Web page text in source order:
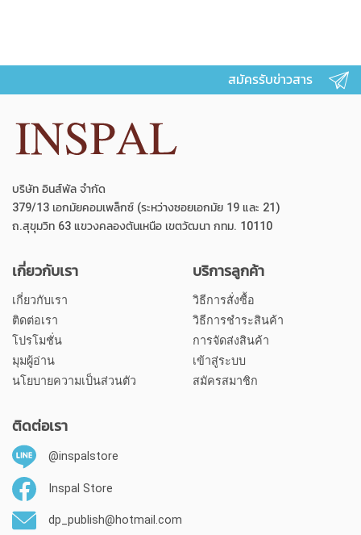
สมัครรับข่าวสาร
บริษัท อินส์พัล จำกัด
379/13 เอกมัยคอมเพล็กซ์ (ระหว่างซอยเอกมัย 19 และ 21)
ถ.สุขุมวิท 63 แขวงคลองตันเหนือ เขตวัฒนา กทม. 10110
เกี่ยวกับเรา
เกี่ยวกับเรา
ติดต่อเรา
โปรโมชั่น
มุมผู้อ่าน
นโยบายความเป็นส่วนตัว
บริการลูกค้า
วิธีการสั่งซื้อ
วิธีการชำระสินค้า
การจัดส่งสินค้า
เข้าสู่ระบบ
สมัครสมาชิก
ติดต่อเรา
@inspalstore
Inspal Store
dp_publish@hotmail.com